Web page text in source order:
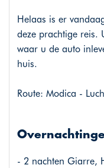
Helaas is er
deze prachtige reis.
waar u de auto
huis.
Route: Modica -
- 2 nachten Giarre,